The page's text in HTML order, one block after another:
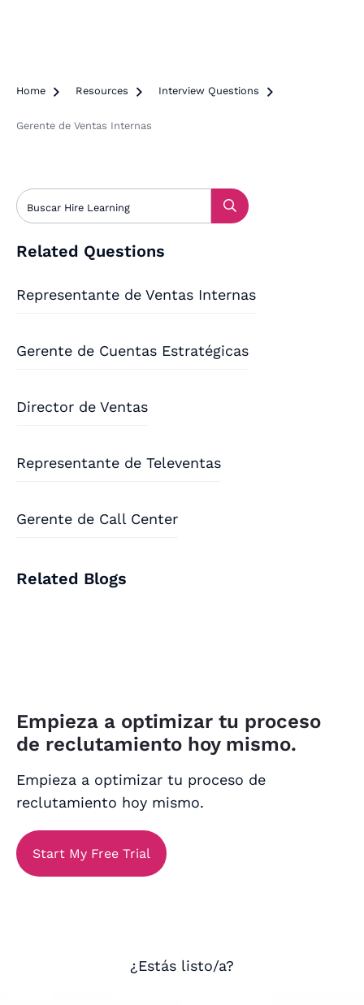
Home  Resources  Interview Questions 
Gerente de Ventas Internas
Related Questions
Representante de Ventas Internas
Gerente de Cuentas Estratégicas
Director de Ventas
Representante de Televentas
Gerente de Call Center
Related Blogs
Empieza a optimizar tu proceso
de reclutamiento hoy mismo.
Empieza a optimizar tu proceso de
reclutamiento hoy mismo.
Start My Free Trial
¿Estás listo/a?